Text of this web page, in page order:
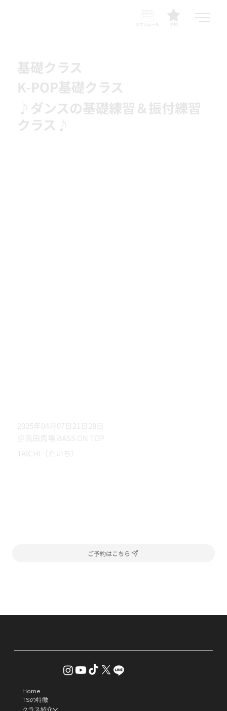
予約
スケジュール
基礎クラス
K-POP基礎クラス
♪ダンスの基礎練習＆振付練習
クラス♪
2025年04月07日21日28日
＠高田馬場 BASS ON TOP
TAICHI（たいち）
ご予約はこちら
Home
TSの特徴
クラス紹介